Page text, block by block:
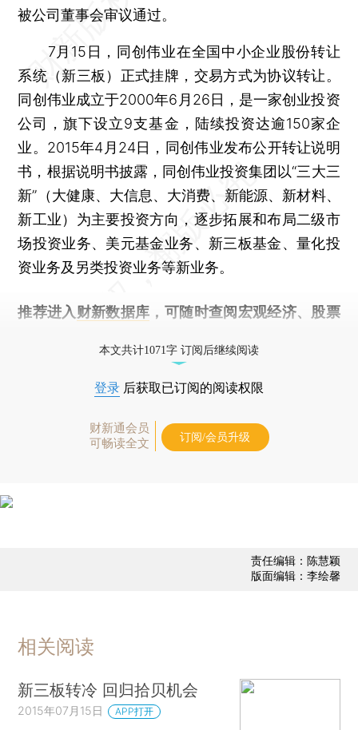
被公司董事会审议通过。
7月15日，同创伟业在全国中小企业股份转让
系统（新三板）正式挂牌，交易方式为协议转让。
同创伟业成立于2000年6月26日，是一家创业投资
公司，旗下设立9支基金，陆续投资达逾150家企
业。2015年4月24日，同创伟业发布公开转让说明
书，根据说明书披露，同创伟业投资集团以“三大三
新”（大健康、大信息、大消费、新能源、新材料、
新工业）为主要投资方向，逐步拓展和布局二级市
场投资业务、美元基金业务、新三板基金、量化投
资业务及另类投资业务等新业务。
推荐进入 财新数据库 ，可随时查阅宏观经济、股票
本文共计1071字 订阅后继续阅读
登录 后获取已订阅的阅读权限
财新通会员
可畅读全文
订阅/会员升级
责任编辑：陈慧颖
版面编辑：李绘馨
相关阅读
新三板转冷 回归拾贝机会
2015年07月15日 APP打开